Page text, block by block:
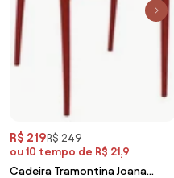
R$ 219R$ 249
ou 10 tempo de R$ 21,9
Cadeira Tramontina Joana